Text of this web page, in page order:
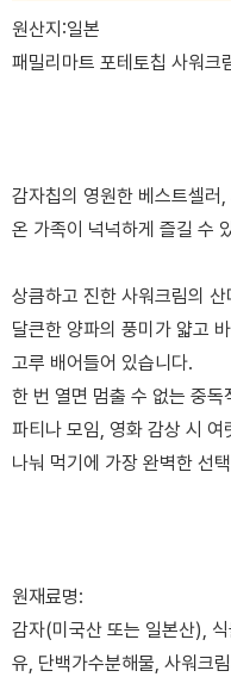
원산지:일본
패밀리마트 포테토칩 사워
감자칩의 영원한 베스트셀러
온 가족이 넉넉하게 즐길 수
상큼하고 진한 사워크림의 산
달큰한 양파의 풍미가 얇고
고루 배어들어 있습니다.
한 번 열면 멈출 수 없는 중독
파티나 모임, 영화 감상 시 여
나눠 먹기에 가장 완벽한 선
원재료명:
감자(미국산 또는 일본산),
유, 단백가수분해물, 사워크